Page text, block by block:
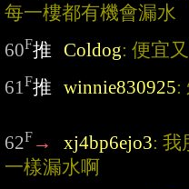
每一樓都有機會漏水
60F推 Coldog: 便宜
61F推 winnie830925:
62F → xj4bp6ejo3: 我
一樣漏水啊